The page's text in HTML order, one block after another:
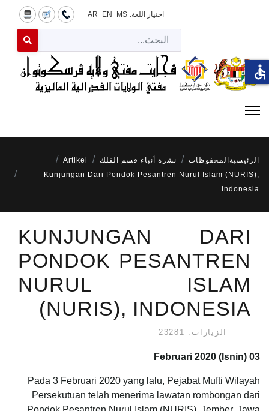
اختيار اللغة: MS
EN
AR
for results.
الرئيسية المحفوظات نشرة أنباء قسم الفلك
Artikel
Kunjungan Dari Pondok Pesantren Nurul Islam (NURIS),
Indonesia
KUNJUNGAN DARI
PONDOK PESANTREN
NURUL ISLAM
(NURIS), INDONESIA
الزيارات: 23281
03 Februari 2020 (Isnin)
Pada 3 Februari 2020 yang lalu, Pejabat Mufti Wilayah
Persekutuan telah menerima lawatan rombongan dari
accessible